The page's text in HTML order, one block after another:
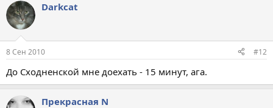
Darkcat
8 Сен 2010 #12
До Сходненской мне доехать - 15 минут, ага.
Прекрасная N